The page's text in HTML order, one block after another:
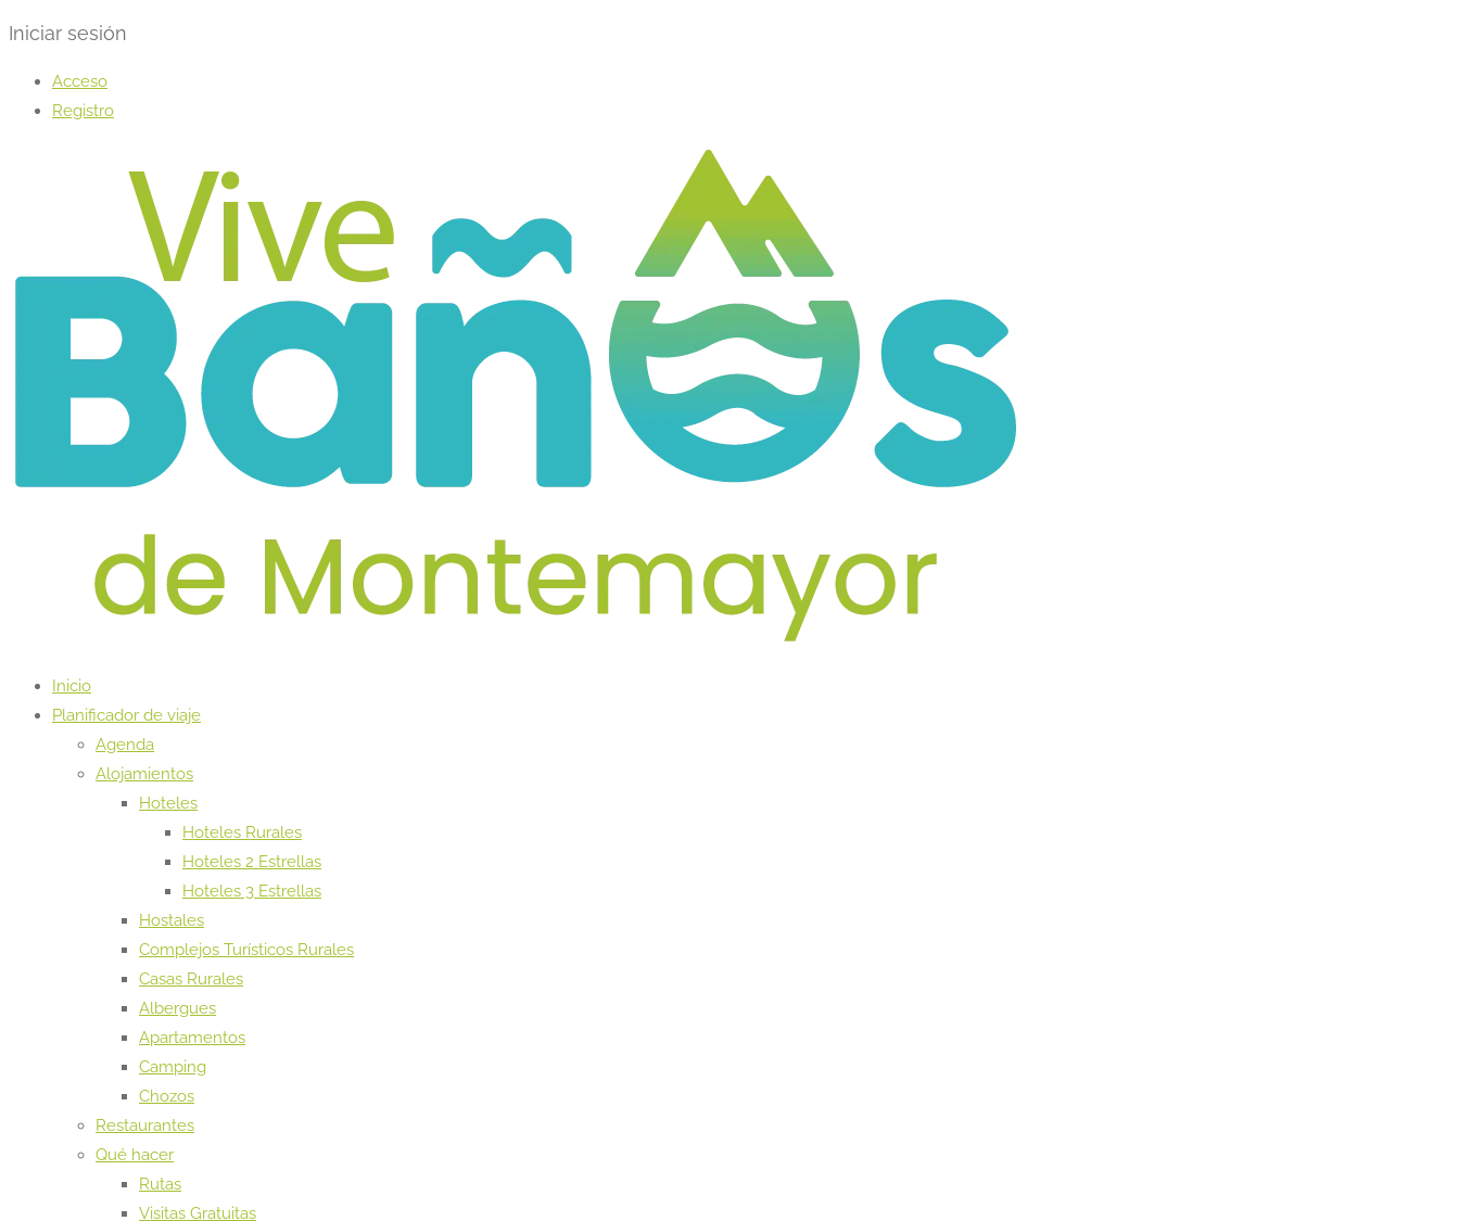
Iniciar sesión
Acceso
Registro
Inicio
Planificador de viaje
Agenda
Alojamientos
Hoteles
Hoteles Rurales
Hoteles 2 Estrellas
Hoteles 3 Estrellas
Hostales
Complejos Turísticos Rurales
Casas Rurales
Albergues
Apartamentos
Camping
Chozos
Restaurantes
Qué hacer
Rutas
Visitas Gratuitas